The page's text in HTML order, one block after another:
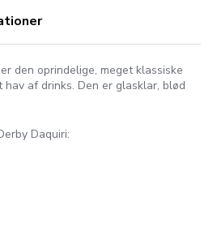
den oprindelige, meget klassiske
af drinks. Den er glasklar, blød
Daquiri: